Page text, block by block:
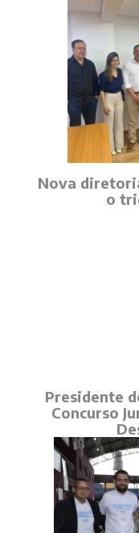
Nova
o
Presidente
Concurso